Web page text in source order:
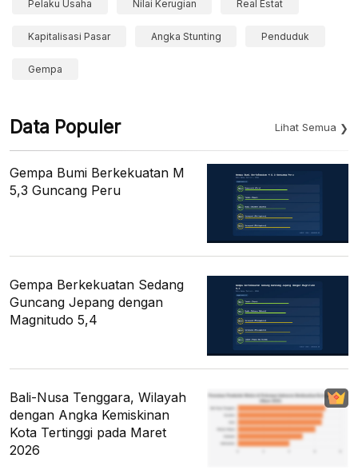
Pelaku Usaha Nilai Kerugian Real Estat
Kapitalisasi Pasar Angka Stunting Penduduk
Gempa
Data Populer Lihat Semua
Gempa Bumi Berkekuatan M
5,3 Guncang Peru
Gempa Berkekuatan Sedang
Guncang Jepang dengan
Magnitudo 5,4
Bali-Nusa Tenggara, Wilayah
dengan Angka Kemiskinan
Kota Tertinggi pada Maret
2026